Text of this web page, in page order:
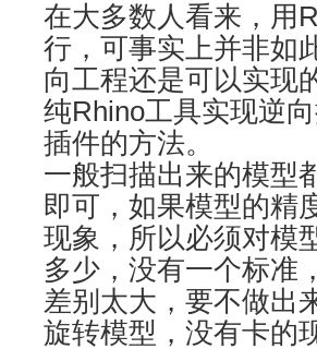
在大多数人看来，用
行，可事实上并非如
向工程还是可以实现
纯Rhino工具实现逆
插件的方法。
一般扫描出来的模型
即可，如果模型的精
现象，所以必须对模
多少，没有一个标准
差别太大，要不做出
旋转模型，没有卡的